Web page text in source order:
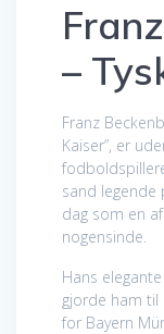
–
Franz
Kaiser”, er
sand legende
dag som en
nogensinde.
Hans
gjorde ham til
for Bayern